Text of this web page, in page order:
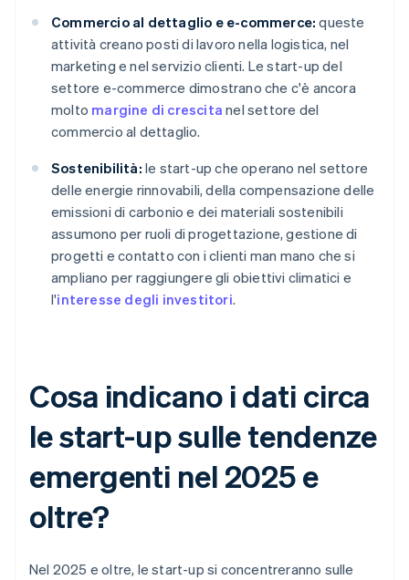
Commercio al dettaglio e e-commerce: queste
attività creano posti di lavoro nella logistica, nel
marketing e nel servizio clienti. Le start-up del
settore e-commerce dimostrano che c'è ancora
molto margine di crescita nel settore del
commercio al dettaglio.
Sostenibilità: le start-up che operano nel settore
delle energie rinnovabili, della compensazione delle
emissioni di carbonio e dei materiali sostenibili
assumono per ruoli di progettazione, gestione di
progetti e contatto con i clienti man mano che si
ampliano per raggiungere gli obiettivi climatici e
l'interesse degli investitori.
Cosa indicano i dati circa
le start-up sulle tendenze
emergenti nel 2025 e
oltre?
Nel 2025 e oltre, le start-up si concentreranno sulle